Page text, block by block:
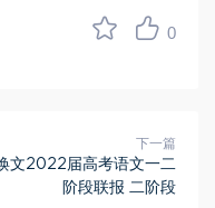
0
下一篇
文2022届高考语文一二
阶段联报 二阶段